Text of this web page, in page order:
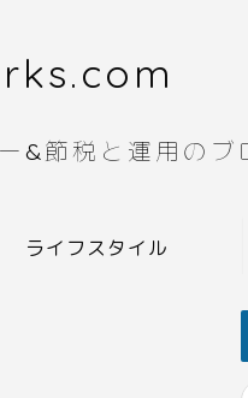
&節税と運用のブ
ライフスタイル